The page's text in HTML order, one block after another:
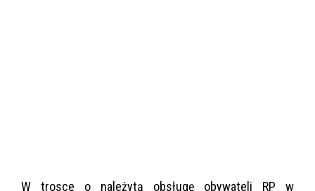
W trosce o należytą obsługę obywateli RP w